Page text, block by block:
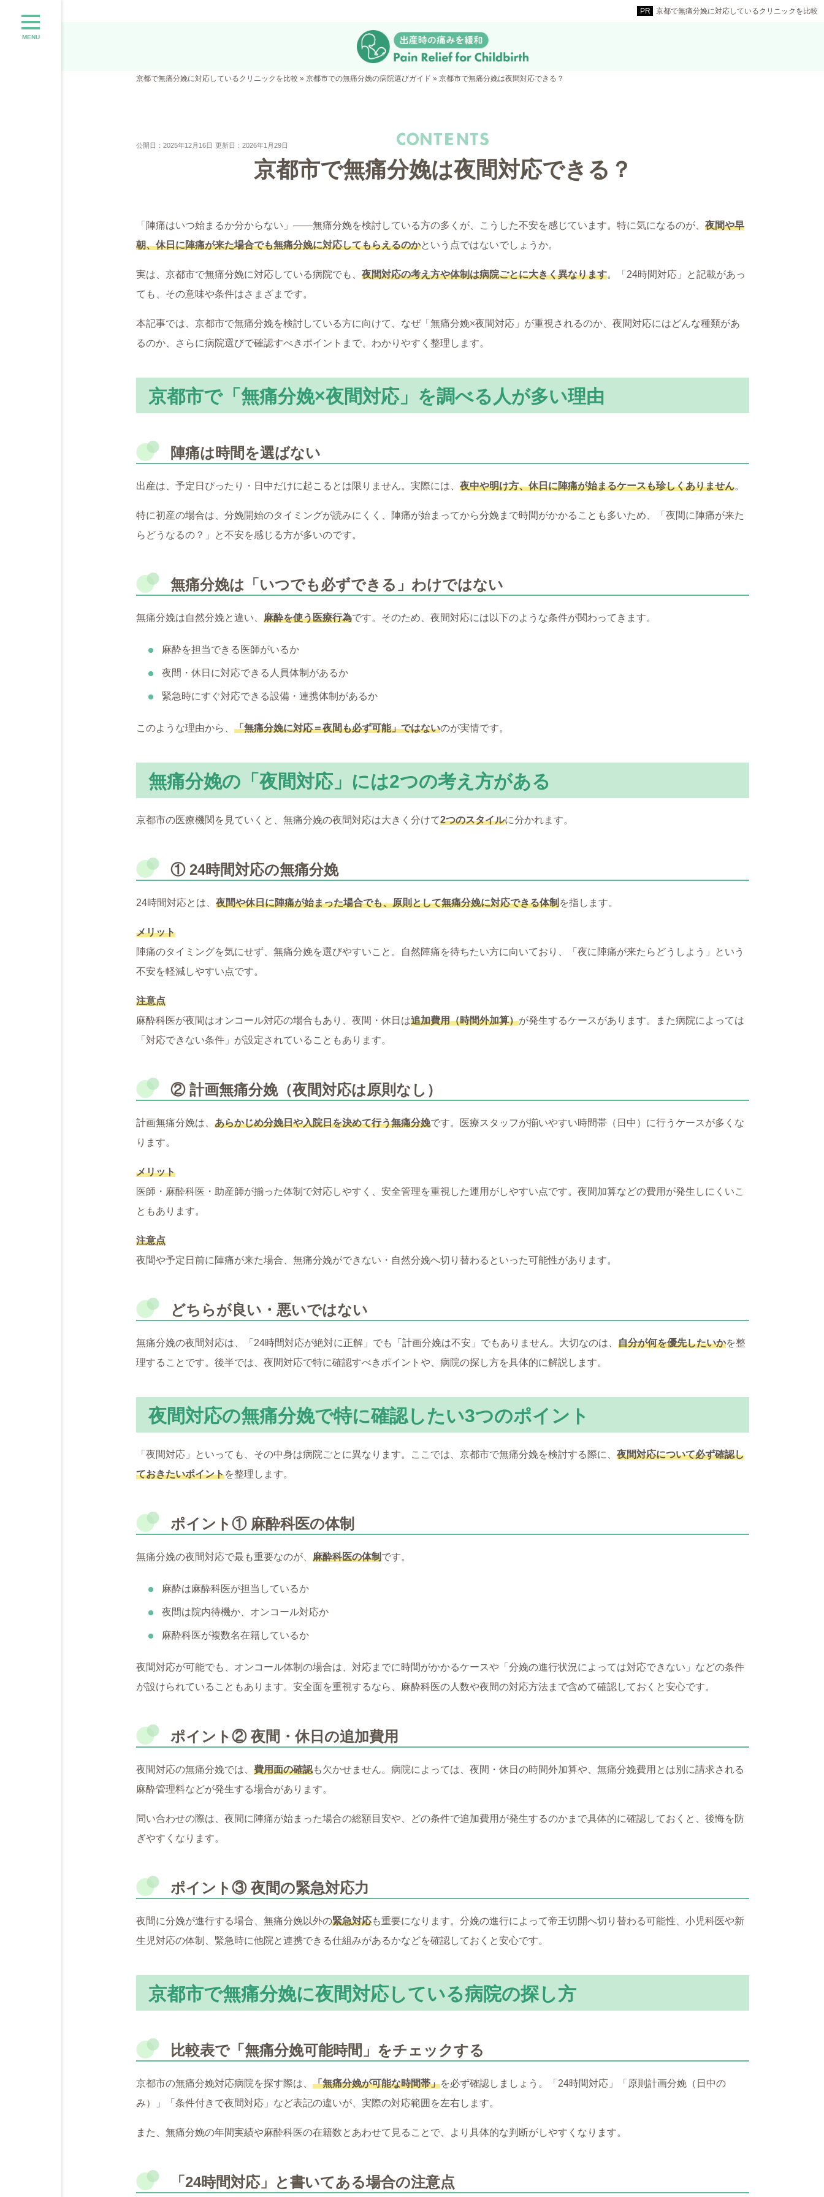
京都で無痛分娩に対応しているクリニックを比較
MENU
京都で無痛分娩に対応しているクリニックを比較 » 京都市での無痛分娩の病院選びガイド » 京都市で無痛分娩は夜間対応できる？
公開日：2025年12月16日 更新日：2026年1月29日
京都市で無痛分娩は夜間対応できる？
「陣痛はいつ始まるか分からない」――無痛分娩を検討している方の多くが、こうした不安を感じています。特に気になるのが、 夜間や早
朝、休日に陣痛が来た場合でも無痛分娩に対応してもらえるのかという点ではないでしょうか。
実は、京都市で無痛分娩に対応している病院でも、 夜間対応の考え方や体制は病院ごとに大きく異なります。「24時間対応」と記載があっ
ても、その意味や条件はさまざまです。
本記事では、京都市で無痛分娩を検討している方に向けて、なぜ「無痛分娩×夜間対応」が重視されるのか、夜間対応にはどんな種類があ
るのか、さらに病院選びで確認すべきポイントまで、わかりやすく整理します。
京都市で「無痛分娩×夜間対応」を調べる人が多い理由
陣痛は時間を選ばない
出産は、予定日ぴったり・日中だけに起こるとは限りません。実際には、 夜中や明け方、休日に陣痛が始まるケースも珍しくありません。
特に初産の場合は、分娩開始のタイミングが読みにくく、陣痛が始まってから分娩まで時間がかかることも多いため、「夜間に陣痛が来た
らどうなるの？」と不安を感じる方が多いのです。
無痛分娩は「いつでも必ずできる」わけではない
無痛分娩は自然分娩と違い、 麻酔を使う医療行為です。そのため、夜間対応には以下のような条件が関わってきます。
麻酔を担当できる医師がいるか
夜間・休日に対応できる人員体制があるか
緊急時にすぐ対応できる設備・連携体制があるか
このような理由から、 「無痛分娩に対応＝夜間も必ず可能」ではないのが実情です。
無痛分娩の「夜間対応」には2つの考え方がある
京都市の医療機関を見ていくと、無痛分娩の夜間対応は大きく分けて2つのスタイルに分かれます。
① 24時間対応の無痛分娩
24時間対応とは、 夜間や休日に陣痛が始まった場合でも、原則として無痛分娩に対応できる体制を指します。
メリット
陣痛のタイミングを気にせず、無痛分娩を選びやすいこと。自然陣痛を待ちたい方に向いており、「夜に陣痛が来たらどうしよう」という
不安を軽減しやすい点です。
注意点
麻酔科医が夜間はオンコール対応の場合もあり、夜間・休日は追加費用（時間外加算）が発生するケースがあります。また病院によっては
「対応できない条件」が設定されていることもあります。
② 計画無痛分娩（夜間対応は原則なし）
計画無痛分娩は、 あらかじめ分娩日や入院日を決めて行う無痛分娩です。医療スタッフが揃いやすい時間帯（日中）に行うケースが多くな
ります。
メリット
医師・麻酔科医・助産師が揃った体制で対応しやすく、安全管理を重視した運用がしやすい点です。夜間加算などの費用が発生しにくいこ
ともあります。
注意点
夜間や予定日前に陣痛が来た場合、無痛分娩ができない・自然分娩へ切り替わるといった可能性があります。
どちらが良い・悪いではない
無痛分娩の夜間対応は、「24時間対応が絶対に正解」でも「計画分娩は不安」でもありません。大切なのは、 自分が何を優先したいかを整
理することです。後半では、夜間対応で特に確認すべきポイントや、病院の探し方を具体的に解説します。
夜間対応の無痛分娩で特に確認したい3つのポイント
「夜間対応」といっても、その中身は病院ごとに異なります。ここでは、京都市で無痛分娩を検討する際に、 夜間対応について必ず確認し
ておきたいポイントを整理します。
ポイント① 麻酔科医の体制
無痛分娩の夜間対応で最も重要なのが、 麻酔科医の体制です。
麻酔は麻酔科医が担当しているか
夜間は院内待機か、オンコール対応か
麻酔科医が複数名在籍しているか
夜間対応が可能でも、オンコール体制の場合は、対応までに時間がかかるケースや「分娩の進行状況によっては対応できない」などの条件
が設けられていることもあります。安全面を重視するなら、麻酔科医の人数や夜間の対応方法まで含めて確認しておくと安心です。
ポイント② 夜間・休日の追加費用
夜間対応の無痛分娩では、 費用面の確認も欠かせません。病院によっては、夜間・休日の時間外加算や、無痛分娩費用とは別に請求される
麻酔管理料などが発生する場合があります。
問い合わせの際は、夜間に陣痛が始まった場合の総額目安や、どの条件で追加費用が発生するのかまで具体的に確認しておくと、後悔を防
ぎやすくなります。
ポイント③ 夜間の緊急対応力
夜間に分娩が進行する場合、無痛分娩以外の緊急対応も重要になります。分娩の進行によって帝王切開へ切り替わる可能性、小児科医や新
生児対応の体制、緊急時に他院と連携できる仕組みがあるかなどを確認しておくと安心です。
京都市で無痛分娩に夜間対応している病院の探し方
比較表で「無痛分娩可能時間」をチェックする
京都市の無痛分娩対応病院を探す際は、 「無痛分娩が可能な時間帯」を必ず確認しましょう。「24時間対応」「原則計画分娩（日中の
み）」「条件付きで夜間対応」など表記の違いが、実際の対応範囲を左右します。
また、無痛分娩の年間実績や麻酔科医の在籍数とあわせて見ることで、より具体的な判断がしやすくなります。
「24時間対応」と書いてある場合の注意点